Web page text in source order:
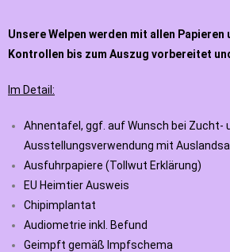
Unsere Welpen werden mit allen Papieren
Kontrollen bis zum Auszug vorbereitet
Im Detail:
Ahnentafel, ggf. auf Wunsch bei Zucht-
Ausstellungsverwendung mit
Ausfuhrpapiere (Tollwut Erklärung)
EU Heimtier Ausweis
Chipimplantat
Audiometrie inkl. Befund
Geimpft gemäß Impfschema